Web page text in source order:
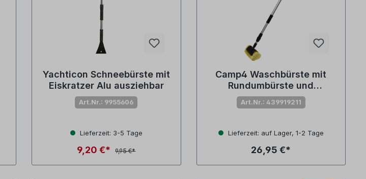
Yachticon Schneebürste mit
Eiskratzer Alu ausziehbar
Art.Nr.: 9955606
Lieferzeit: 3-5 Tage
9,20 €* 9,95 €*
Camp4 Waschbürste mit
Rundumbürste und
Teleskopstiel
Art.Nr.: 439919211
Lieferzeit: auf Lager, 1-2 Tage
26,95 €*